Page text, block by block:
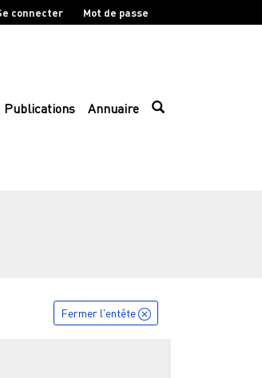
connecter Mot de passe
Publications Annuaire
Fermer l'entête